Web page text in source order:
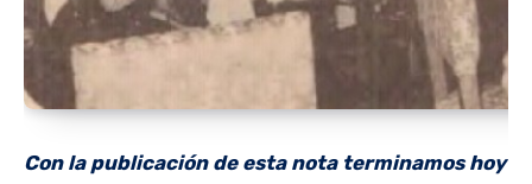
Con la publicación de esta nota terminamos hoy